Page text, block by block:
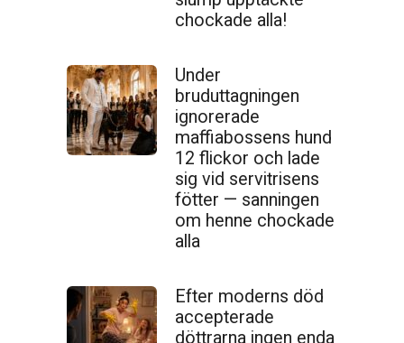
chockade alla!
Under
bruduttagningen
ignorerade
maffiabossens hund
12 flickor och lade
sig vid servitrisens
fötter — sanningen
om henne chockade
alla
Efter moderns död
accepterade
döttrarna ingen enda